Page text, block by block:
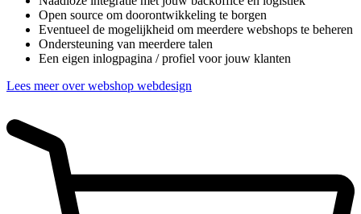
Open source om doorontwikkeling te borgen
Eventueel de mogelijkheid om meerdere webshops te beheren
Ondersteuning van meerdere talen
Een eigen inlogpagina / profiel voor jouw klanten
Lees meer over webshop webdesign